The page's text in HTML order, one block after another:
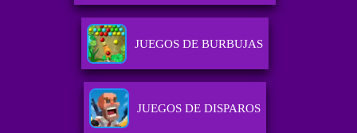
JUEGOS DE BURBUJAS
JUEGOS DE DISPAROS